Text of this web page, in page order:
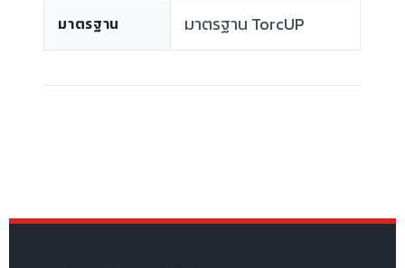
มาตรฐาน มาตรฐาน TorcUP